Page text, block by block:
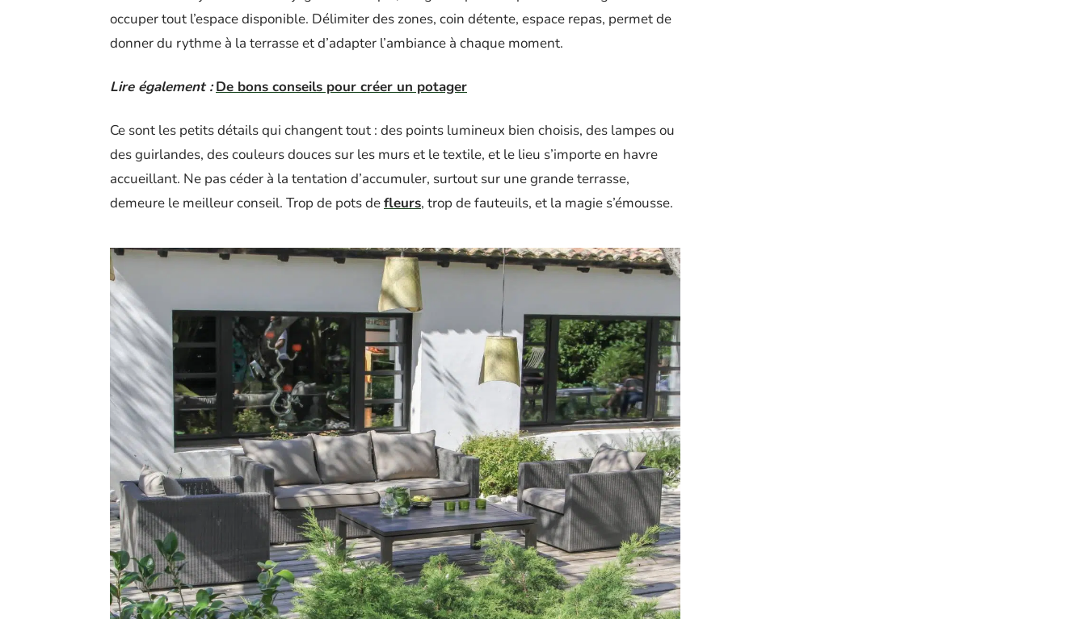
occuper tout l’espace disponible. Délimiter des zones, coin détente, espace repas, permet de
donner du rythme à la terrasse et d’adapter l’ambiance à chaque moment.
Lire également : De bons conseils pour créer un potager
Ce sont les petits détails qui changent tout : des points lumineux bien choisis, des lampes ou
des guirlandes, des couleurs douces sur les murs et le textile, et le lieu s’importe en havre
accueillant. Ne pas céder à la tentation d’accumuler, surtout sur une grande terrasse,
demeure le meilleur conseil. Trop de pots defleurs, trop de fauteuils, et la magie s’émousse.